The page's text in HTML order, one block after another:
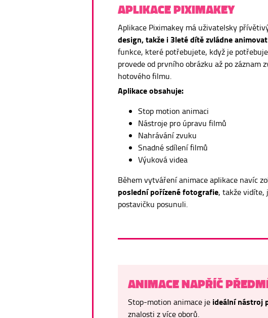
APLIKACE PIXIMAKEY
Aplikace Piximakey má uživatelsky
design, takže i 3leté dítě zvládne
funkce, které potřebujete, když je
provede od prvního obrázku až po záznam
hotového filmu.
Aplikace obsahuje:
Stop motion animaci
Nástroje pro úpravu filmů
Nahrávání zvuku
Snadné sdílení filmů
Výuková videa
Během vytváření animace aplikace navíc
poslední pořízené fotografie, takže vidíte,
postavičku posunuli.
ANIMACE NAPŘÍČ
Stop-motion animace je ideální nástroj
znalosti z více oborů.